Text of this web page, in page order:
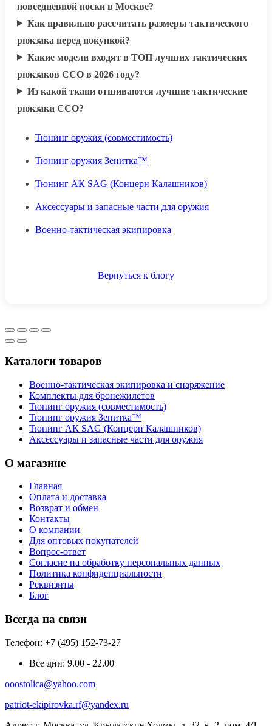
повседневной носки в Москве?
Как правильно рассчитать размеры тактического
рюкзака перед покупкой?
Какие модели входят в ТОП лучших тактических
рюкзаков ССО в 2026 году?
Из какой ткани отшиваются лучшие тактические
рюкзаки ССО?
Тюнинг оружия (совместимость)
Тюнинг оружия Зенитка™
Тюнинг АК SAG (Концерн Калашников)
Аксессуары и запасные части для оружия
Военно-тактическая экипировка
Вернуться к блогу
Каталоги товаров
Военно-тактическая экипировка и снаряжение
Комплекты для бронежилетов
Тюнинг оружия (совместимость)
Тюнинг оружия Зенитка™
Тюнинг АК SAG (Концерн Калашников)
Аксессуары и запасные части для оружия
О магазине
Главная
Оплата и доставка
Возврат и обмен
Контакты
О компании
Для оптовых покупателей
Вопрос-ответ
Согласие на обработку персональных данных
Политика конфиденциальности
Реквизиты
Блог
Всегда на связи
Телефон: +7 (495) 152-73-27
Все дни: 9.00 - 22.00
ooostolica@yahoo.com
patriot-ekipirovka.rf@yandex.ru